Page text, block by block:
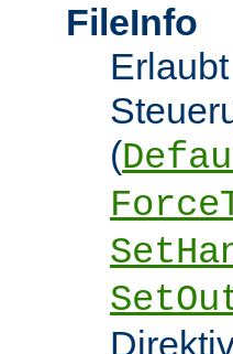
FileInfo
(